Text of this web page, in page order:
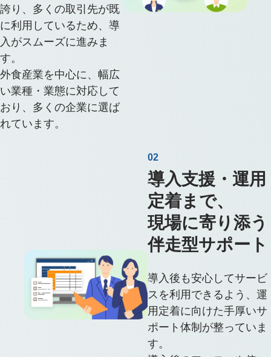
誇り、多くの取引先が既
に利用しているため、導
入がスムーズに進みま
す。
外食産業を中心に、幅広
い業種・業態に対応して
おり、多くの企業に選ば
れています。
02
導入支援・運用
定着まで、
現場に寄り添う
伴走型サポート
導入後も安心してサービ
スを利用できるよう、運
用定着に向けた手厚いサ
ポート体制が整っていま
す。